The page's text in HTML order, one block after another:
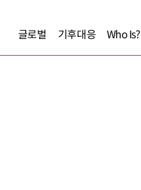
글로벌 기후대응 Who Is?